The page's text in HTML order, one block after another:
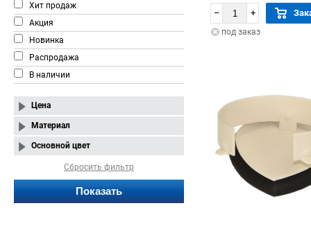
Хит продаж
Акция
Новинка
Распродажа
В наличии
Цена
Материал
Основной цвет
Сбросить фильтр
– +
под заказ